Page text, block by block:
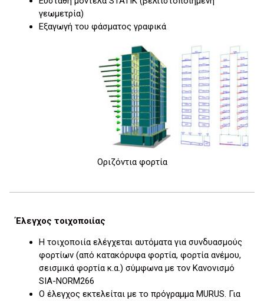
γεωμετρία)
Εξαγωγή του φάσματος γραφικά
Οριζόντια φορτία
Έλεγχος τοιχοποιίας
Η τοιχοποιία ελέγχεται αυτόματα για συνδυασμούς
φορτίων (από κατακόρυφα φορτία, φορτία ανέμου,
σεισμικά φορτία κ.α.) σύμφωνα με τον Κανονισμό
SIA-NORM266
Ο έλεγχος εκτελείται με το πρόγραμμα MURUS. Για